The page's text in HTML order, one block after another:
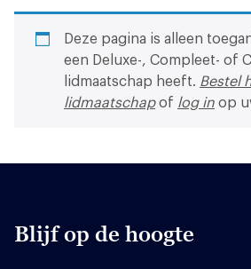
Deze pagina is alleen
een Deluxe-, Compleet- of
lidmaatschap heeft. Bestel
lidmaatschapof log in op
Blijf op de hoogte